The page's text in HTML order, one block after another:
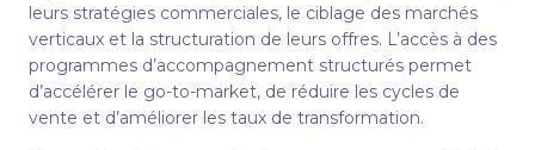
leurs stratégies commerciales, le ciblage des marchés
verticaux et la structuration de leurs offres. L’accès à des
programmes d’accompagnement structurés permet
d’accélérer le go-to-market, de réduire les cycles de
vente et d’améliorer les taux de transformation.